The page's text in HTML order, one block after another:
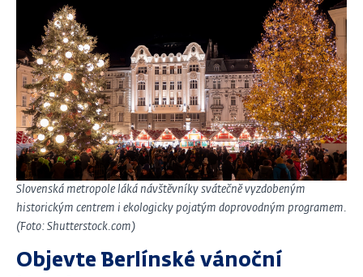
Slovenská metropole láká návštěvníky svátečně vyzdobeným
historickým centrem i ekologicky pojatým doprovodným programem.
(Foto: Shutterstock.com)
Objevte Berlínské vánoční